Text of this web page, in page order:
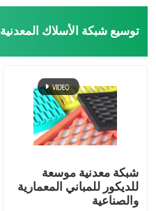
سلسلة ربط السور
الأسلاك الشائكة الشائكة
شبكة شاشة التعدين
سلك سبيكة
توسيع شبكة الأسلاك المعدنية
شبكة معدنية موسعة
للديكور للمباني المعمارية
والصناعية